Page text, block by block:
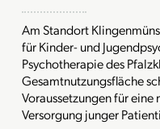
Am Standort
für Kinder- und
Psychotherapie des
Gesamtnutzungsfläche
Voraussetzungen für
Versorgung junger